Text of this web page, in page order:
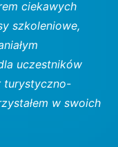
ciekawych
szkoleniowe,
uczestników
turystyczno-
w swoich